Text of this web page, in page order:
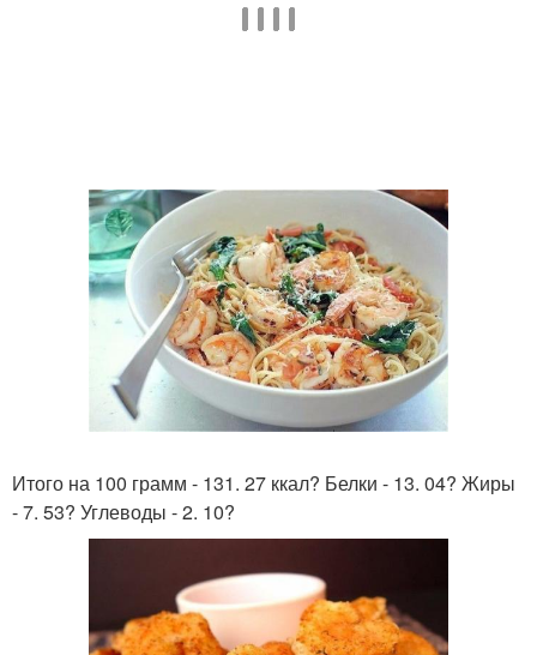
Итого на 100 грамм - 131. 27 ккал? Белки - 13. 04? Жиры
- 7. 53? Углеводы - 2. 10?